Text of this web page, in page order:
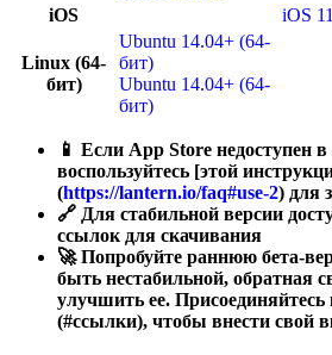
iOS iOS
Linux (64-
бит)
Ubuntu 14.04+ (64-
бит)
Ubuntu 14.04+ (64-
бит)
📱 Если App Store недоступен
воспользуйтесь [этой
(https://lantern.io/faq#use-2) для
🔗 Для стабильной версии
ссылок для скачивания
🚀 Попробуйте раннюю бета-
быть нестабильной, обратная
улучшить ее.
(#ссылки), чтобы внести свой